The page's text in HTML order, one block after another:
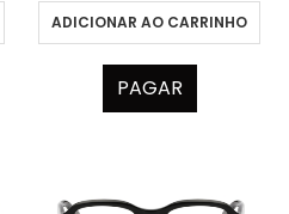
ADICIONAR AO CARRINHO
PAGAR